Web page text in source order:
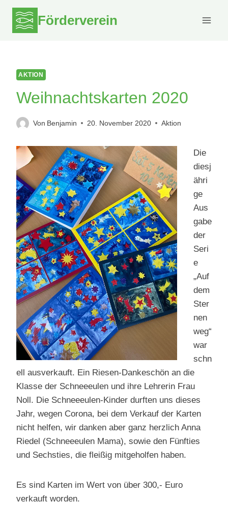
Zum
Inhalt
springen
Förderverein
AKTION
Weihnachtskarten 2020
Von Benjamin 20. November 2020 Aktion
Die
diesj
ähri
ge
Aus
gabe
der
Seri
e
„Auf
dem
Ster
nen
weg“
war
schn
ell ausverkauft. Ein Riesen-Dankeschön an die
Klasse der Schneeeulen und ihre Lehrerin Frau
Noll. Die Schneeeulen-Kinder durften uns dieses
Jahr, wegen Corona, bei dem Verkauf der Karten
nicht helfen, wir danken aber ganz herzlich Anna
Riedel (Schneeeulen Mama), sowie den Fünfties
und Sechsties, die fleißig mitgeholfen haben.
Es sind Karten im Wert von über 300,- Euro
verkauft worden.